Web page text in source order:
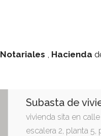
Notariales , Hacienda
Subasta de
vivienda sita en
escalera 2, planta